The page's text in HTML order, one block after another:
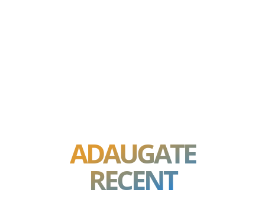
ADAUGATE
RECENT